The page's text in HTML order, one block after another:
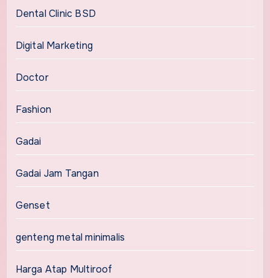
Dental Clinic BSD
Digital Marketing
Doctor
Fashion
Gadai
Gadai Jam Tangan
Genset
genteng metal minimalis
Harga Atap Multiroof